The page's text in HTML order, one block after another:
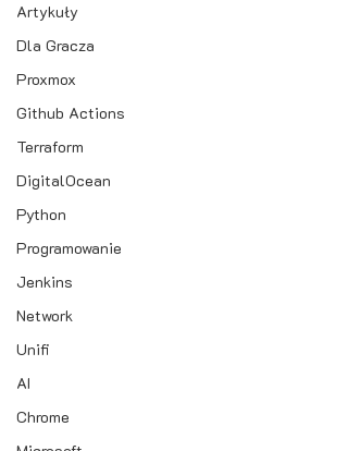
Artykuły
Dla Gracza
Proxmox
Github Actions
Terraform
DigitalOcean
Python
Programowanie
Jenkins
Network
Unifi
AI
Chrome